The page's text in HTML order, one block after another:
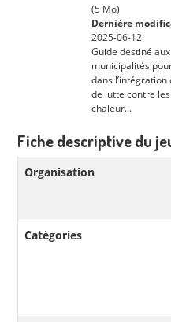
(5 Mo)
Dernière
2025-06-12
Guide destiné aux
municipalités
dans l’intégration
de lutte contre
chaleur...
Fiche descriptive du
Organisation
Catégories